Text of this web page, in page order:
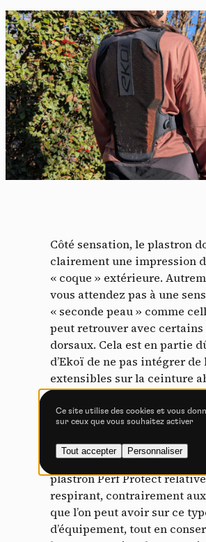
FR NL
Côté sensation, le plastron
clairement une impression
« coque » extérieure.
vous attendez pas à une
« seconde peau » comme
peut retrouver avec
dorsaux. Cela est en partie
d’Ekoï de ne pas intégrer de
extensibles sur la ceinture
ou les bretelles.
Ce choix présente l’avantage
favoriser le flux d’air, rendant
plastron Perf Protect
respirant, contrairement
que l’on peut avoir sur ce
d’équipement, tout en
Panneau de
cookies
En autorisant ces services tiers, vous
lecture de cookies et l'utilisation de
nécessaires à leur bon fonctionnement.
Vidéos
Les services de partage de vidéo
le site de contenu multimédia et
visibilité.
Vimeo interdit -Ce
Autoriser Interdire
YouTube interdit -
déposer 4 cookies.
Autoriser Interdire
Ce site utilise des cookies et vous
sur ceux que vous souhaitez activer
Tout accepter Personnaliser